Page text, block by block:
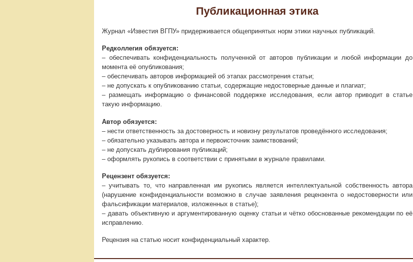
Публикационная этика
Журнал «Известия ВГПУ» придерживается общепринятых норм этики научных публикаций.
Редколлегия обязуется:
– обеспечивать конфиденциальность полученной от авторов публикации и любой информации до
момента её опубликования;
– обеспечивать авторов информацией об этапах рассмотрения статьи;
– не допускать к опубликованию статьи, содержащие недостоверные данные и плагиат;
– размещать информацию о финансовой поддержке исследования, если автор приводит в статье
такую информацию.
Автор обязуется:
– нести ответственность за достоверность и новизну результатов проведённого исследования;
– обязательно указывать автора и первоисточник заимствований;
– не допускать дублирования публикаций;
– оформлять рукопись в соответствии с принятыми в журнале правилами.
Рецензент обязуется:
– учитывать то, что направленная им рукопись является интеллектуальной собственность автора
(нарушение конфиденциальности возможно в случае заявления рецензента о недостоверности или
фальсификации материалов, изложенных в статье);
– давать объективную и аргументированную оценку статьи и чётко обоснованные рекомендации по её
исправлению.
Рецензия на статью носит конфиденциальный характер.